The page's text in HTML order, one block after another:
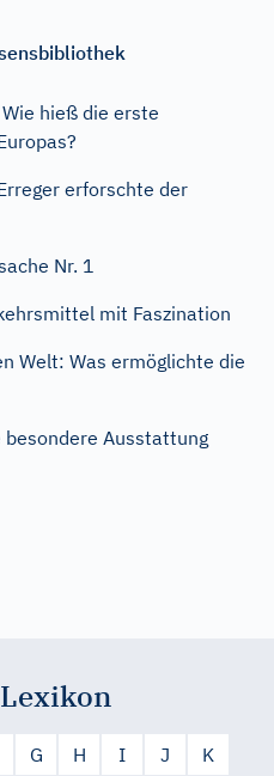
hieß die erste
erforschte der
Nr. 1
mit Faszination
Welt: Was ermöglichte die
Ausstattung
G H I J
K